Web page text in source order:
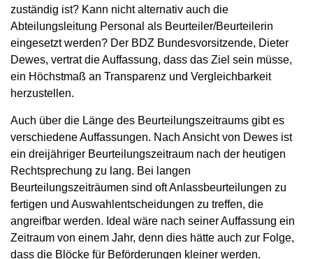
zuständig ist? Kann nicht alternativ auch die
Abteilungsleitung Personal als Beurteiler/Beurteilerin
eingesetzt werden? Der BDZ Bundesvorsitzende, Dieter
Dewes, vertrat die Auffassung, dass das Ziel sein müsse,
ein Höchstmaß an Transparenz und Vergleichbarkeit
herzustellen.
Auch über die Länge des Beurteilungszeitraums gibt es
verschiedene Auffassungen. Nach Ansicht von Dewes ist
ein dreijähriger Beurteilungszeitraum nach der heutigen
Rechtsprechung zu lang. Bei langen
Beurteilungszeiträumen sind oft Anlassbeurteilungen zu
fertigen und Auswahlentscheidungen zu treffen, die
angreifbar werden. Ideal wäre nach seiner Auffassung ein
Zeitraum von einem Jahr, denn dies hätte auch zur Folge,
dass die Blöcke für Beförderungen kleiner werden.